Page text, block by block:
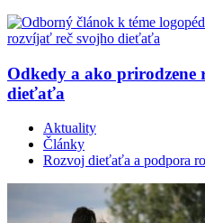
Odkedy a ako prirodzene
dieťaťa
Aktuality
Články
Rozvoj dieťaťa a podpora